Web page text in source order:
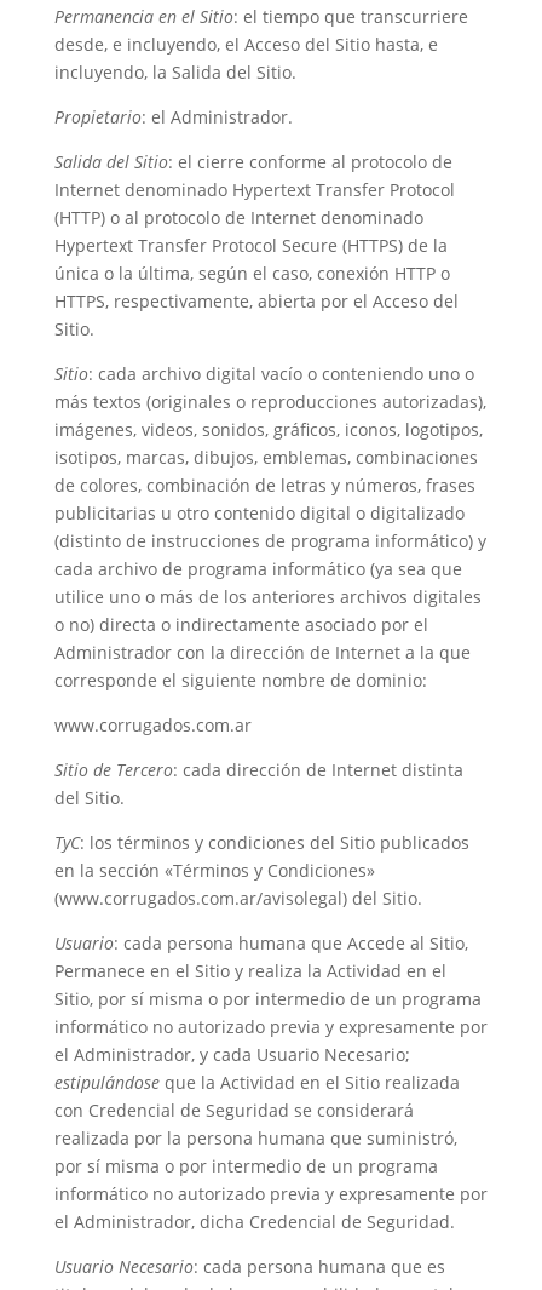
Permanencia en el Sitio: el tiempo que transcurriere
desde, e incluyendo, el Acceso del Sitio hasta, e
incluyendo, la Salida del Sitio.
Propietario: el Administrador.
Salida del Sitio: el cierre conforme al protocolo de
Internet denominado Hypertext Transfer Protocol
(HTTP) o al protocolo de Internet denominado
Hypertext Transfer Protocol Secure (HTTPS) de la
única o la última, según el caso, conexión HTTP o
HTTPS, respectivamente, abierta por el Acceso del
Sitio.
Sitio: cada archivo digital vacío o conteniendo uno o
más textos (originales o reproducciones autorizadas),
imágenes, videos, sonidos, gráficos, iconos, logotipos,
isotipos, marcas, dibujos, emblemas, combinaciones
de colores, combinación de letras y números, frases
publicitarias u otro contenido digital o digitalizado
(distinto de instrucciones de programa informático) y
cada archivo de programa informático (ya sea que
utilice uno o más de los anteriores archivos digitales
o no) directa o indirectamente asociado por el
Administrador con la dirección de Internet a la que
corresponde el siguiente nombre de dominio:
www.corrugados.com.ar
Sitio de Tercero: cada dirección de Internet distinta
del Sitio.
TyC: los términos y condiciones del Sitio publicados
en la sección «Términos y Condiciones»
(www.corrugados.com.ar/avisolegal) del Sitio.
Usuario: cada persona humana que Accede al Sitio,
Permanece en el Sitio y realiza la Actividad en el
Sitio, por sí misma o por intermedio de un programa
informático no autorizado previa y expresamente por
el Administrador, y cada Usuario Necesario;
estipulándoseque la Actividad en el Sitio realizada
con Credencial de Seguridad se considerará
realizada por la persona humana que suministró,
por sí misma o por intermedio de un programa
informático no autorizado previa y expresamente por
el Administrador, dicha Credencial de Seguridad.
Usuario Necesario: cada persona humana que es